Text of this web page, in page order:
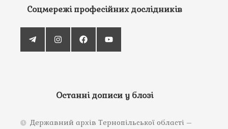
Соцмережі професійних дослідників
Останні дописи у блозі
Державний архів Тернопільської області –